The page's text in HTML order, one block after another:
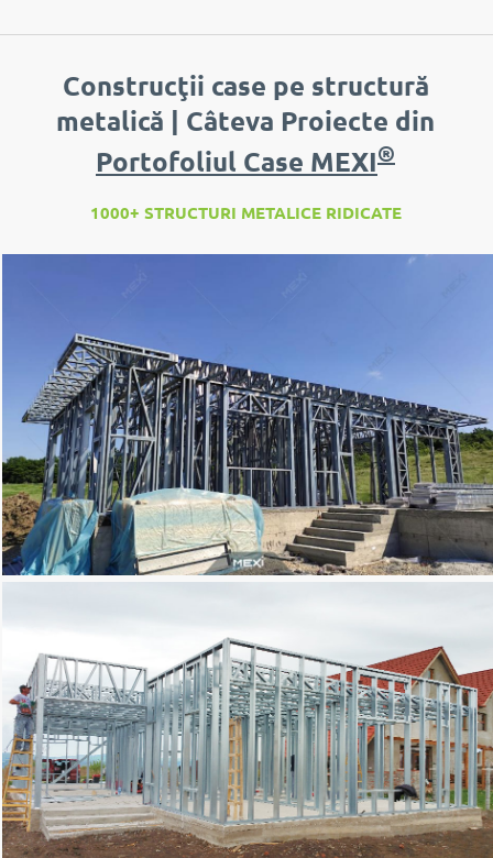
Construcţii case pe structură
metalică | Câteva Proiecte din
Portofoliul Case MEXI®
1000+ STRUCTURI METALICE RIDICATE